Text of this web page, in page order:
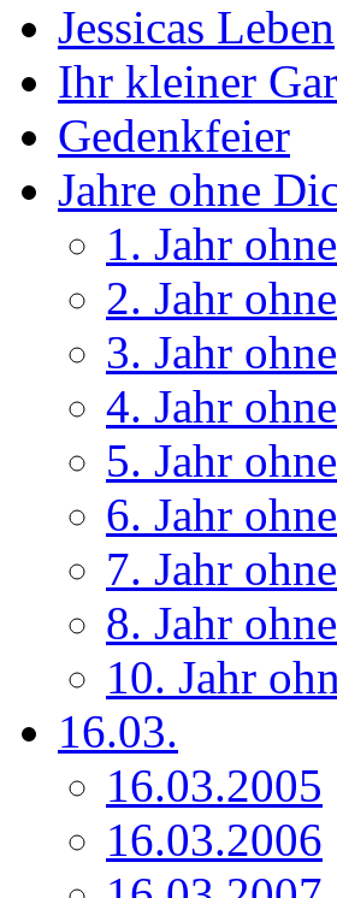
Jessicas Leben
Ihr kleiner
Gedenkfeier
Jahre ohne
1. Jahr
2. Jahr
3. Jahr
4. Jahr
5. Jahr
6. Jahr
7. Jahr
8. Jahr
10. Jahr
16.03.
16.03.2005
16.03.2006